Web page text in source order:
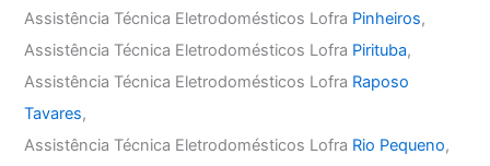
Assistência Técnica Eletrodomésticos Lofra Pinheiros,
Assistência Técnica Eletrodomésticos Lofra Pirituba,
Assistência Técnica Eletrodomésticos Lofra Raposo
Tavares,
Assistência Técnica Eletrodomésticos Lofra Rio Pequeno,